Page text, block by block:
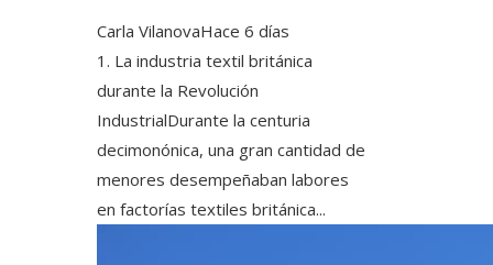
Carla VilanovaHace 6 días
1. La industria textil británica
durante la Revolución
IndustrialDurante la centuria
decimonónica, una gran cantidad de
menores desempeñaban labores
en factorías textiles británica...